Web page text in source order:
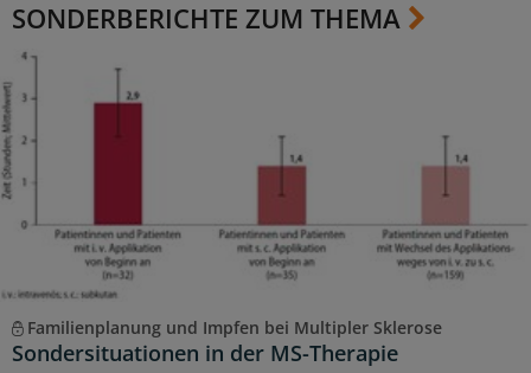
SONDERBERICHTE ZUM THEMA
Familienplanung und Impfen bei Multipler Sklerose
Sondersituationen in der MS-Therapie